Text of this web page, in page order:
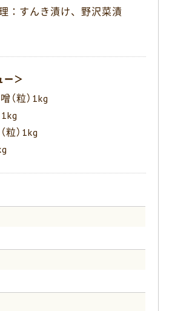
：すんき漬け、野沢菜漬
ー＞
（粒）1kg
粒）1kg